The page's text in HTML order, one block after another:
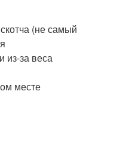
(не самый
из-за веса
месте